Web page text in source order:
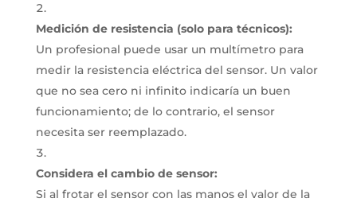
Medición de resistencia (solo para técnicos):
Un profesional puede usar un multímetro para
medir la resistencia eléctrica del sensor. Un valor
que no sea cero ni infinito indicaría un buen
funcionamiento; de lo contrario, el sensor
necesita ser reemplazado.
Considera el cambio de sensor:
Si al frotar el sensor con las manos el valor de la